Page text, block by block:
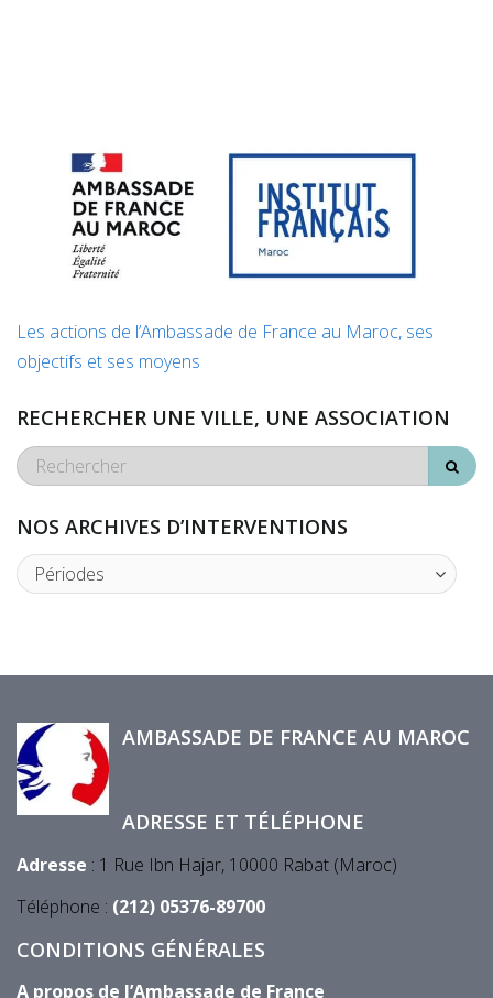
Les actions de l’Ambassade de France au Maroc, ses
objectifs et ses moyens
RECHERCHER UNE VILLE, UNE ASSOCIATION
NOS ARCHIVES D’INTERVENTIONS
AMBASSADE DE FRANCE AU MAROC
ADRESSE ET TÉLÉPHONE
Adresse : 1 Rue Ibn Hajar, 10000 Rabat (Maroc)
Téléphone : (212) 05376-89700
CONDITIONS GÉNÉRALES
A propos de l’Ambassade de France